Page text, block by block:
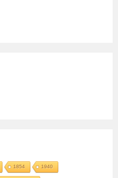
1854 1940